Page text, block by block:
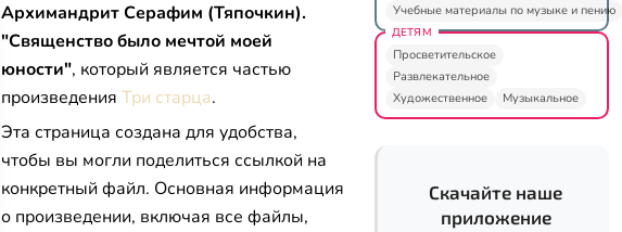
Архимандрит Серафим (Тяпочкин).
"Священство было мечтой моей
юности", который является частью
произведения Три старца.
Эта страница создана для удобства,
чтобы вы могли поделиться ссылкой на
конкретный файл. Основная информация
о произведении, включая все файлы,
Учебные материалы по музыке и пению
ДЕТЯМ
Просветительское
Развлекательное
Художественное
Музыкальное
Скачайте наше
приложение